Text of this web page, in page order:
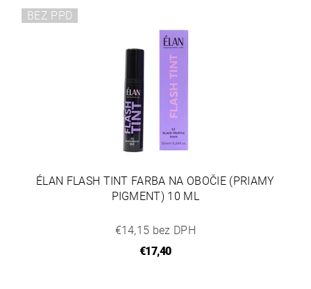
BEZ PPD
ÉLAN FLASH TINT FARBA NA OBOČIE (PRIAMY
PIGMENT) 10 ML
€14,15 bez DPH
€17,40